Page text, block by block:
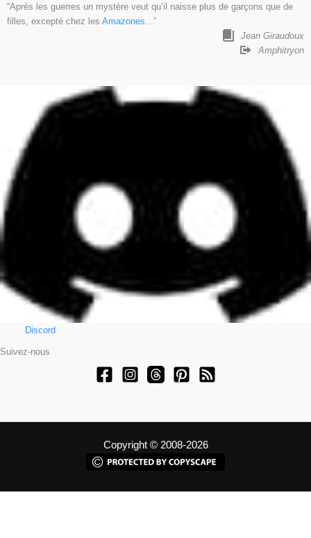
“Après les guerres un mystère veut qu’il naisse plus de garçons que de
filles, excepté chez les Amazones ...”
Jean Giraudoux
Amphitryon
Discord
Suivez-nous
Copyright © 2008-2026